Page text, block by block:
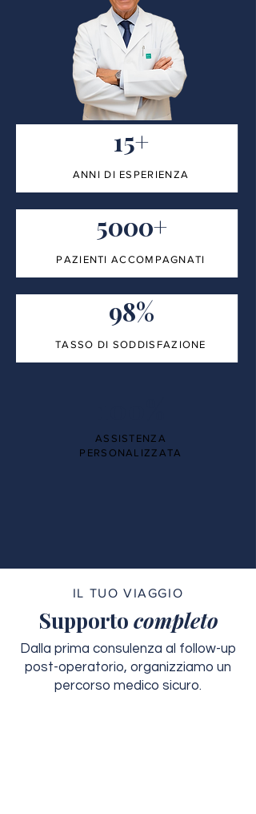
15+
ANNI DI ESPERIENZA
5000+
PAZIENTI ACCOMPAGNATI
98%
TASSO DI SODDISFAZIONE
ASSISTENZA
PERSONALIZZATA
IL TUO VIAGGIO
Supporto completo
Dalla prima consulenza al follow-up
post-operatorio, organizziamo un
percorso medico sicuro.